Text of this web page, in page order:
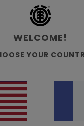
/5
/5 Coloris
5
WELCOME!
YOUR